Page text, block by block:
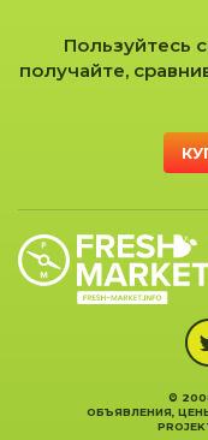
Пользуйтесь
получайте,
©
ОБЪЯВЛЕНИЯ,